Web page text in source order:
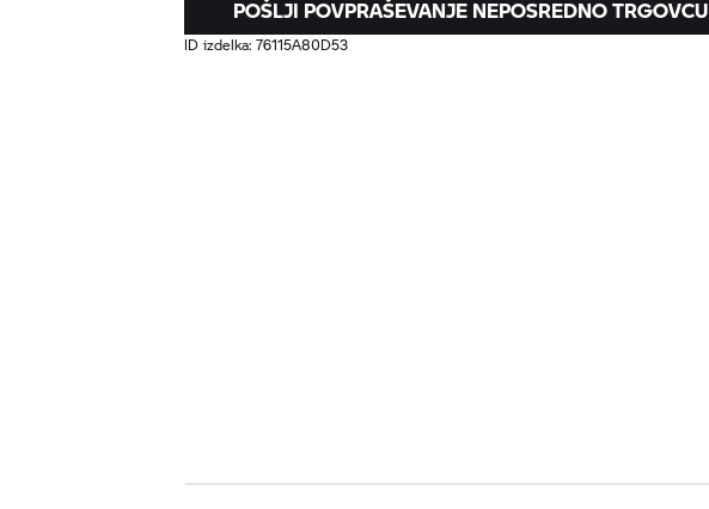
POŠLJI POVPRAŠEVANJE NEPOSREDNO TRGOVCU
ID izdelka:76115A80D53